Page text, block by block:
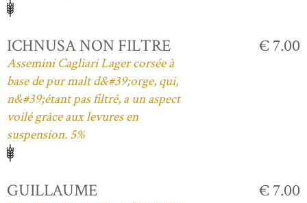
ICHNUSA NON FILTRE
Assemini Cagliari Lager corsée à
base de pur malt d&#39;orge, qui,
n&#39;étant pas filtré, a un aspect
voilé grâce aux levures en
suspension. 5%
€ 7.00
GUILLAUME € 7.00